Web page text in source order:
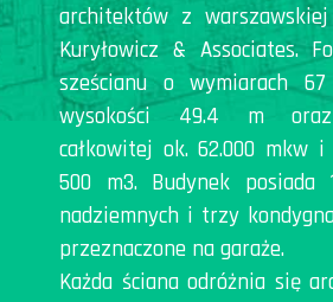
architektów z
Kuryłowicz & Associates.
sześcianu o wymiarach
wysokości 49.4 m
całkowitej ok. 62.000 mkw
500 m3. Budynek posiada
nadziemnych i trzy
przeznaczone na garaże.
Każda ściana odróżnia się